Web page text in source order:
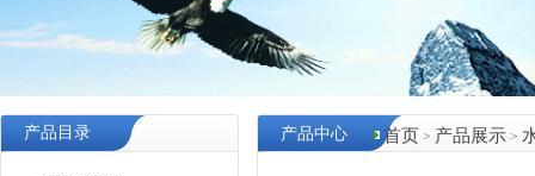
产品目录 首页 > 产品展示 >
产品中心